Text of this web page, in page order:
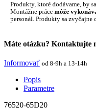
Produkty, ktoré dodávame, by
Montážne práce môže
personál. Produkty sa zvyčajne
Máte otázku? Kontaktujte
Informovať od 8-9h a 13-14h
Popis
Parametre
76520-65D20